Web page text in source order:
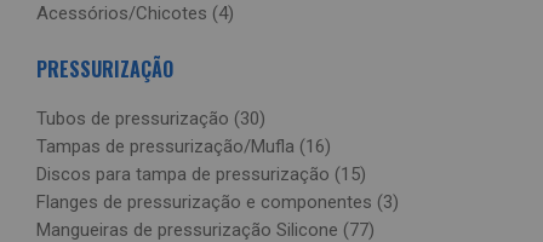
Acessórios/Chicotes (4)
PRESSURIZAÇÃO
Tubos de pressurização (30)
Tampas de pressurização/Mufla (16)
Discos para tampa de pressurização (15)
Flanges de pressurização e componentes (3)
Mangueiras de pressurização Silicone (77)